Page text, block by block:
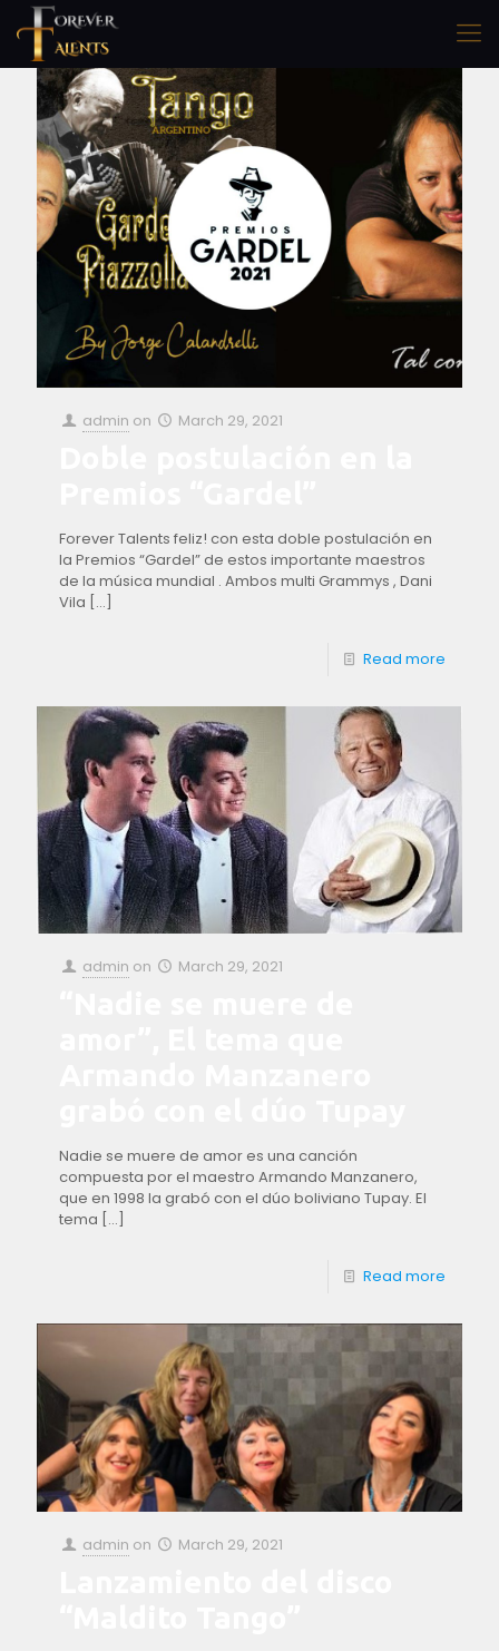
admin on March 29, 2021
Forever Talents feliz! con esta doble postulación en
la Premios “Gardel” de estos importante maestros
de la música mundial . Ambos multi Grammys , Dani
Vila […]
Read more
admin on March 29, 2021
Nadie se muere de amor es una canción
compuesta por el maestro Armando Manzanero,
que en 1998 la grabó con el dúo boliviano Tupay. El
tema […]
Read more
admin on March 29, 2021